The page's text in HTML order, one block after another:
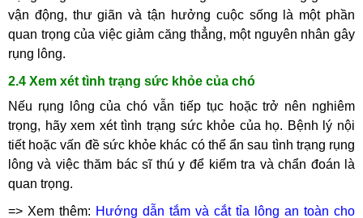
vận động, thư giãn và tận hưởng cuộc sống là một phần
quan trọng của việc giảm căng thẳng, một nguyên nhân gây
rụng lông.
2.4 Xem xét tình trạng sức khỏe của chó
Nếu rụng lông của chó vẫn tiếp tục hoặc trở nên nghiêm
trọng, hãy xem xét tình trạng sức khỏe của họ. Bệnh lý nội
tiết hoặc vấn đề sức khỏe khác có thể ẩn sau tình trạng rụng
lông và việc thăm bác sĩ thú y để kiểm tra và chẩn đoán là
quan trọng.
=> Xem thêm: Hướng dẫn tắm và cắt tỉa lông an toàn cho